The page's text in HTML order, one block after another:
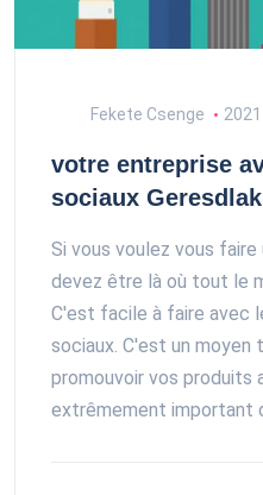
Fekete Csenge
votre entreprise
sociaux
Si vous voulez vous faire
devez être là où tout le
C'est facile à faire avec
sociaux. C'est un moyen
promouvoir vos produits
extrêmement important